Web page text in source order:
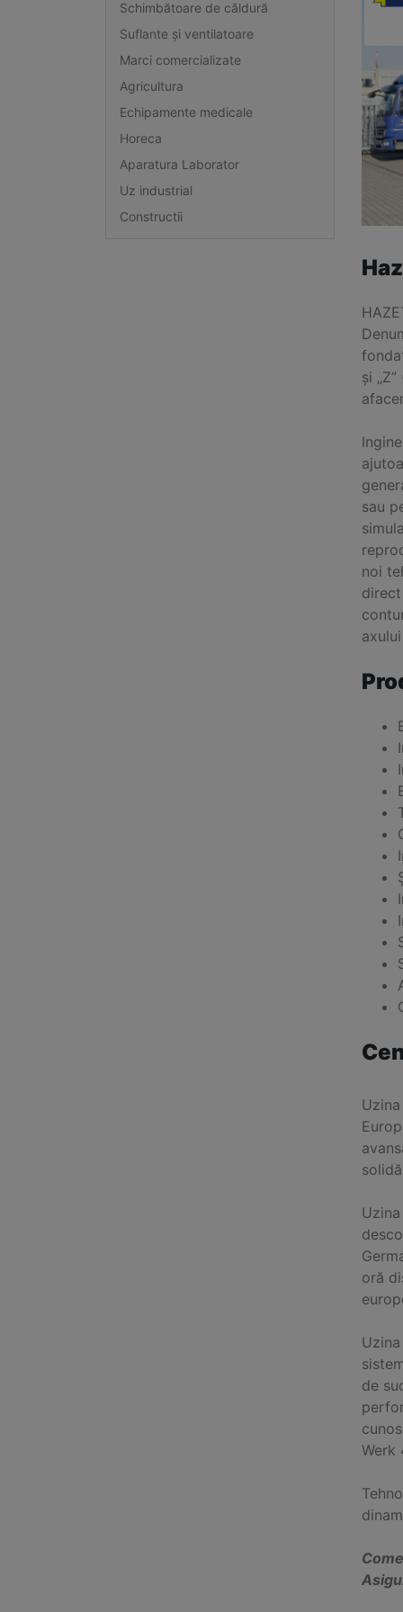
Schimbătoare de căldură
Suflante și ventilatoare
Marci comercializate
Agricultura
Echipamente medicale
Horeca
Aparatura Laborator
Uz industrial
Constructii
și
sau
noi
oră
de
Werk